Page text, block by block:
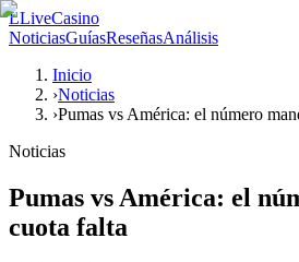
LLiveCasino
NoticiasGuíasReseñasAnálisis
Inicio
›Noticias
›Pumas vs América: el número
Noticias
Pumas vs América: el
cuota falta